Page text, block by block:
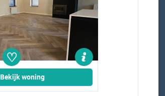
♡
Bekijk woning